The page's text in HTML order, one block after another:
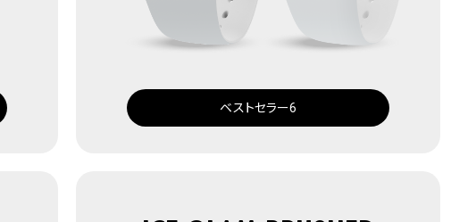
ベストセラー6